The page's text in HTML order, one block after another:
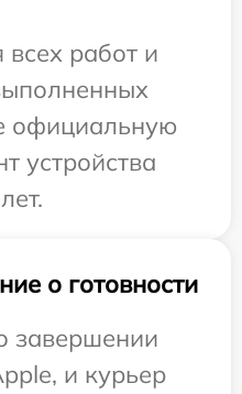
работ и
официальную
устройства
о готовности
и курьер